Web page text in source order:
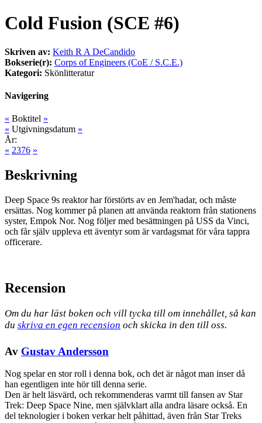
Cold Fusion (SCE #6)
Skriven av: Keith R A DeCandido
Bokserie(r): Corps of Engineers (CoE / S.C.E.)
Kategori: Skönlitteratur
Navigering
« Boktitel »
« Utgivningsdatum »
År:
« 2376 »
Beskrivning
Deep Space 9s reaktor har förstörts av en Jem'hadar, och måste
ersättas. Nog kommer på planen att använda reaktorn från stationens
syster, Empok Nor. Nog följer med besättningen på USS da Vinci,
och får själv uppleva ett äventyr som är vardagsmat för våra tappra
officerare.
Recension
Om du har läst boken och vill tycka till om innehållet, så kan
du skriva en egen recension och skicka in den till oss.
Av Gustav Andersson
Nog spelar en stor roll i denna bok, och det är något man inser då
han egentligen inte hör till denna serie.
Den är helt läsvärd, och rekommenderas varmt till fansen av Star
Trek: Deep Space Nine, men självklart alla andra läsare också. En
del teknologier i boken verkar helt påhittad, även från Star Treks